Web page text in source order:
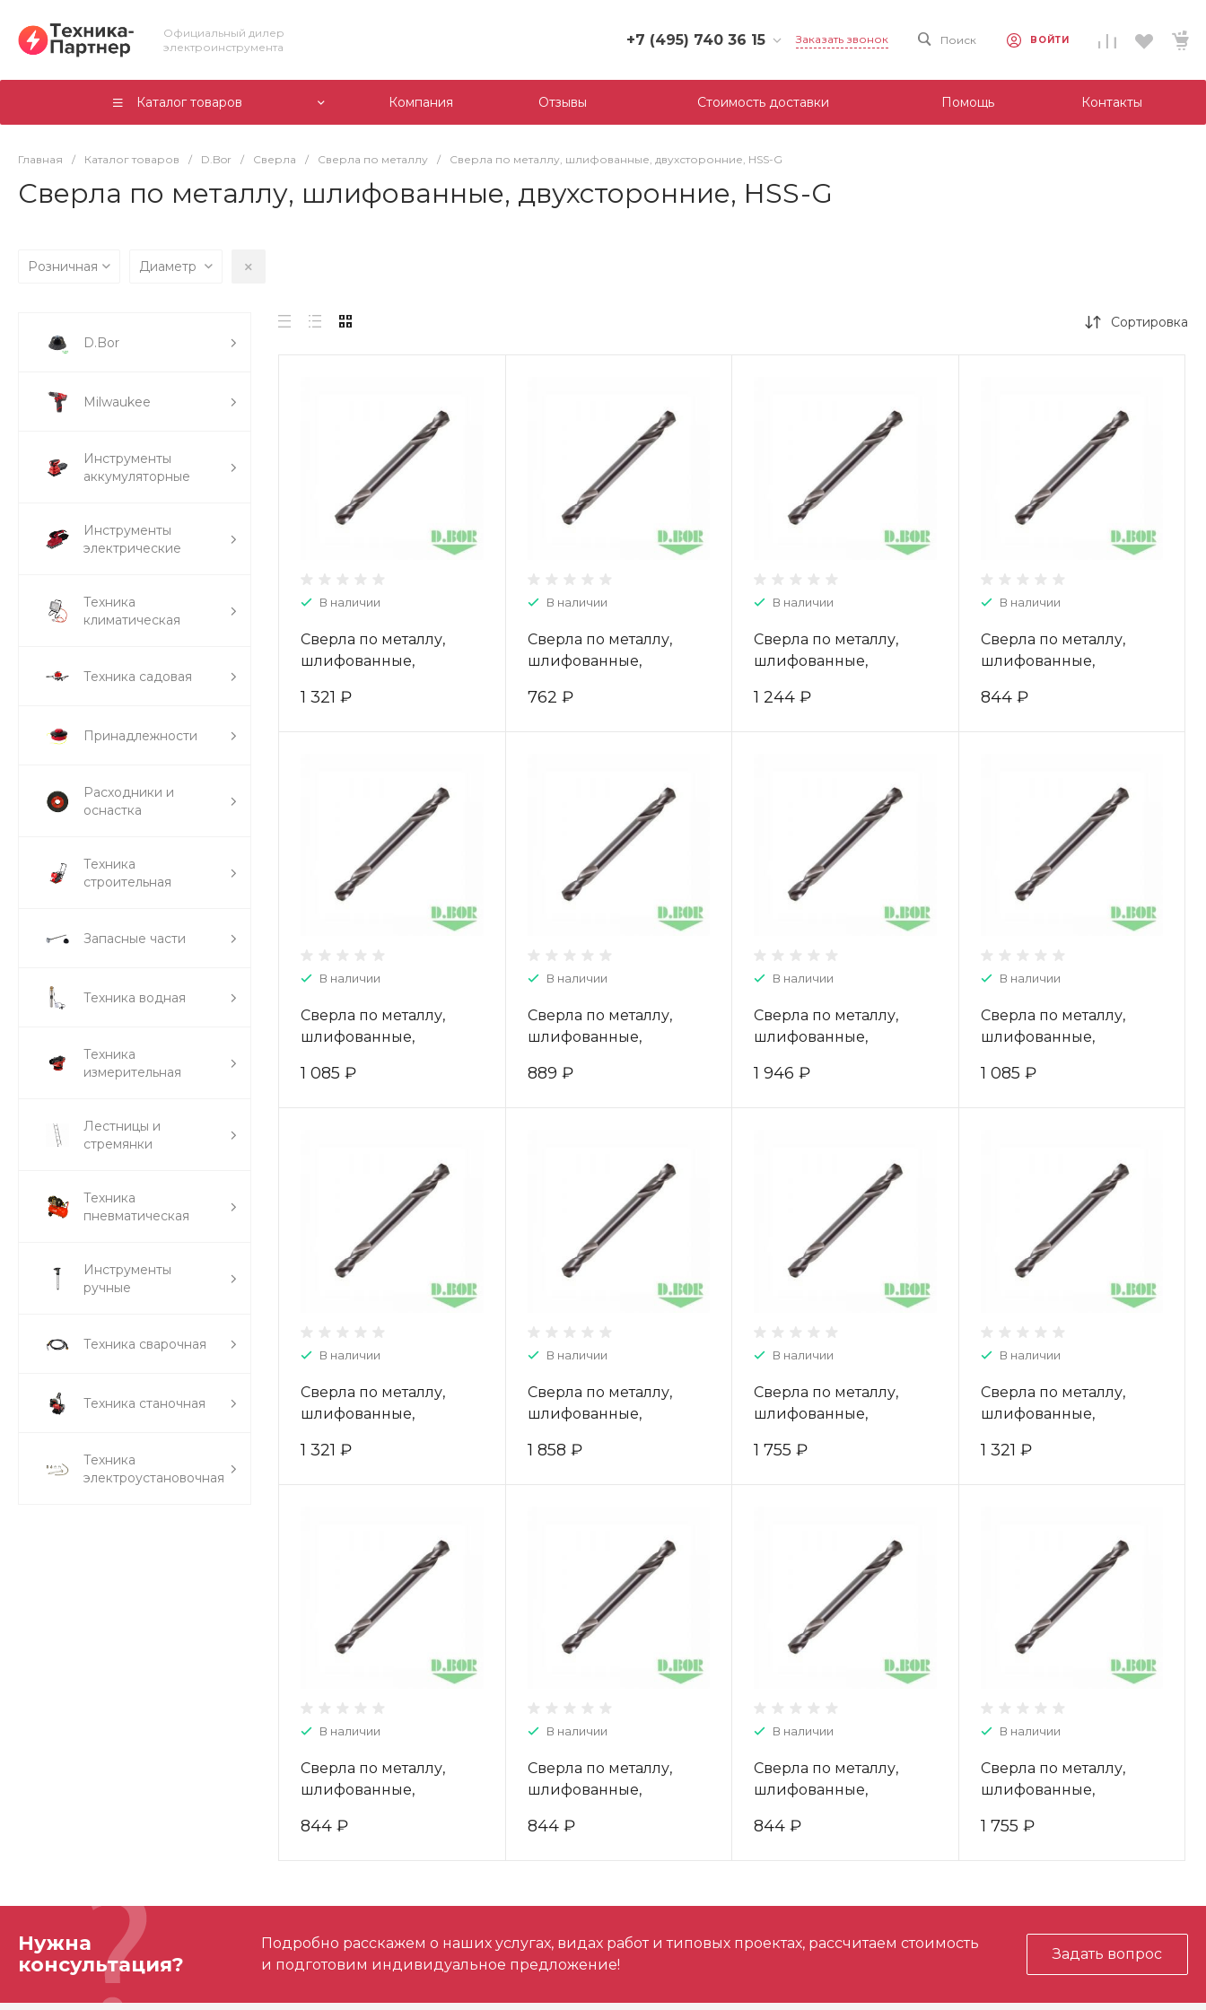
Официальный дилер
электроинструмента
+7 (495) 740 36 15
+7 (495) 740 36 15
г. Москва, Филевский
Заказать звонок Поиск ВОЙТИ
Каталог товаров Компания Отзывы Стоимость доставки Помощь Контакты
Главная / Каталог товаров / D.Bor / Сверла / Сверла по металлу / Сверла по металлу, шлифованные, двухсторонние, HSS-G
Сверла по металлу, шлифованные, двухсторонние, HSS-G
Розничная Диаметр
D.Bor
Milwaukee
Инструменты
аккумуляторные
Инструменты
электрические
Техника
климатическая
Техника садовая
Принадлежности
Расходники и
оснастка
Техника
строительная
Запасные части
Техника водная
Техника
измерительная
Лестницы и
стремянки
Техника
пневматическая
Инструменты
ручные
Техника сварочная
Техника станочная
Техника
электроустановочная
Сортировка
В наличии
Сверла по металлу,
шлифованные,
5,0*18/62 (10 шт.) "D.BOR"
1 321 ₽
В наличии
Сверла по металлу,
шлифованные,
3,0*11/46 (10 шт.) "D.BOR"
762 ₽
В наличии
Сверла по металлу,
шлифованные,
4,5*16/58 (10 шт.) "D.BOR"
1 244 ₽
В наличии
Сверла по металлу,
шлифованные,
3,3*12/49 (10 шт.) "D.BOR"
844 ₽
В наличии
Сверла по металлу,
шлифованные,
4,2*14/55 (10 шт.) "D.BOR"
1 085 ₽
В наличии
Сверла по металлу,
шлифованные,
4,0*14/55 (10 шт.) "D.BOR"
889 ₽
В наличии
Сверла по металлу,
шлифованные,
5,5*19/66 (10 шт.) "D.BOR"
1 946 ₽
В наличии
Сверла по металлу,
шлифованные,
4,1*14/55 (10 шт.) "D.BOR"
1 085 ₽
В наличии
Сверла по металлу,
шлифованные,
4,8*18/62 (10 шт.) "D.BOR"
1 321 ₽
В наличии
Сверла по металлу,
шлифованные,
5,5*19/66 (10 шт.) "D.BOR"
1 858 ₽
В наличии
Сверла по металлу,
шлифованные,
5,2*18/62 (10 шт.) "D.BOR"
1 755 ₽
В наличии
Сверла по металлу,
шлифованные,
4,9*18/62 (10 шт.) "D.BOR"
1 321 ₽
В наличии
Сверла по металлу,
шлифованные,
3,1*12/49 (10 шт.) "D.BOR"
844 ₽
В наличии
Сверла по металлу,
шлифованные,
3,2*12/49 (10 шт.) "D.BOR"
844 ₽
В наличии
Сверла по металлу,
шлифованные,
3,5*14/49 (10 шт.) "D.BOR"
844 ₽
В наличии
Сверла по металлу,
шлифованные,
5,1*18/62 (10 шт.) "D.BOR"
1 755 ₽
Нужна
консультация?
Подробно расскажем о наших услугах, видах работ и типовых проектах, рассчитаем стоимость
и подготовим индивидуальное предложение!
Задать вопрос